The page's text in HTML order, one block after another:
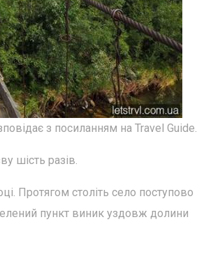
з посиланням на Travel Guide.
шість разів.
Протягом століть село поступово
пункт виник уздовж долини